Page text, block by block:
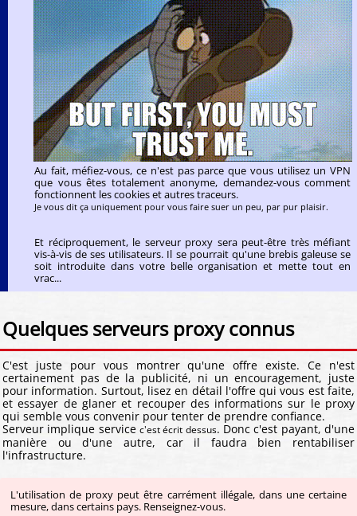
Au fait, méfiez-vous, ce n'est pas parce que vous utilisez un VPN
que vous êtes totalement anonyme, demandez-vous comment
fonctionnent les cookies et autres traceurs.
Je vous dit ça uniquement pour vous faire suer un peu, par pur plaisir.
Et réciproquement, le serveur proxy sera peut-être très méfiant
vis-à-vis de ses utilisateurs. Il se pourrait qu'une brebis galeuse se
soit introduite dans votre belle organisation et mette tout en
vrac...
Quelques serveurs proxy connus
C'est juste pour vous montrer qu'une offre existe. Ce n'est
certainement pas de la publicité, ni un encouragement, juste
pour information. Surtout, lisez en détail l'offre qui vous est faite,
et essayer de glaner et recouper des informations sur le proxy
qui semble vous convenir pour tenter de prendre confiance.
Serveur implique service c'est écrit dessus. Donc c'est payant, d'une
manière ou d'une autre, car il faudra bien rentabiliser
l'infrastructure.
L'utilisation de proxy peut être carrément illégale, dans une certaine
mesure, dans certains pays. Renseignez-vous.